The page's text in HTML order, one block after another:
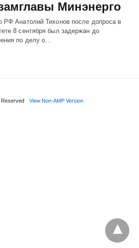
Минэнерго
РФ Анатолий Тихонов после допроса в
8 сентября был задержан до
по делу о…
Reserved View Non-AMP Version